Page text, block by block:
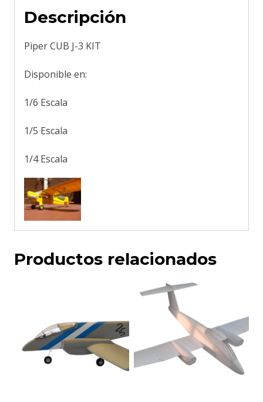
Descripción
Piper CUB J-3 KIT
Disponible en:
1/6 Escala
1/5 Escala
1/4 Escala
Productos relacionados